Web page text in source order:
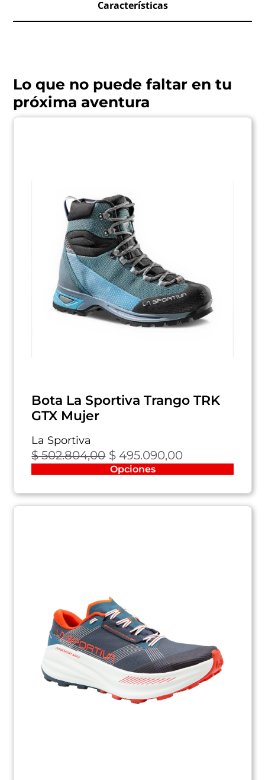
Características
Lo que no puede faltar en tu
próxima aventura
Bota La Sportiva Trango TRK
GTX Mujer
La Sportiva
$502.804,00 $ 495.090,00
Opciones